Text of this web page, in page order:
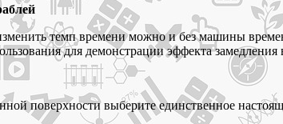
темп времени можно и без машины
для демонстрации эффекта
поверхности выберите единственное